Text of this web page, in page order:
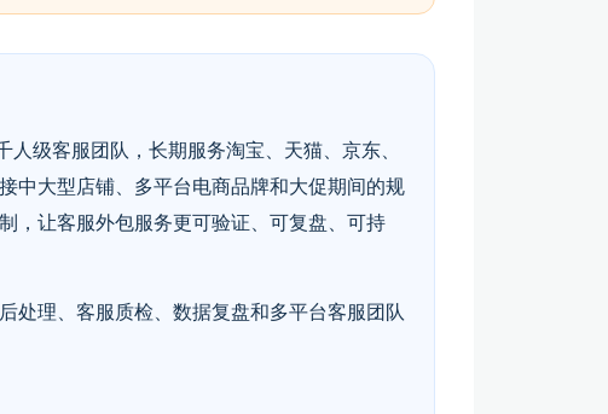
级客服团队，长期服务淘宝、天猫、京东、
中大型店铺、多平台电商品牌和大促期间的规
，让客服外包服务更可验证、可复盘、可持
处理、客服质检、数据复盘和多平台客服团队